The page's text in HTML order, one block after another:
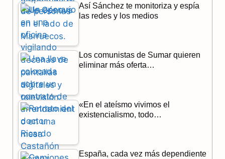
Así Sánchez te monitoriza y espía
las redes y los medios
Los comunistas de Sumar quieren
eliminar más oferta…
«En el ateísmo vivimos el
existencialismo, todo…
España, cada vez más dependiente